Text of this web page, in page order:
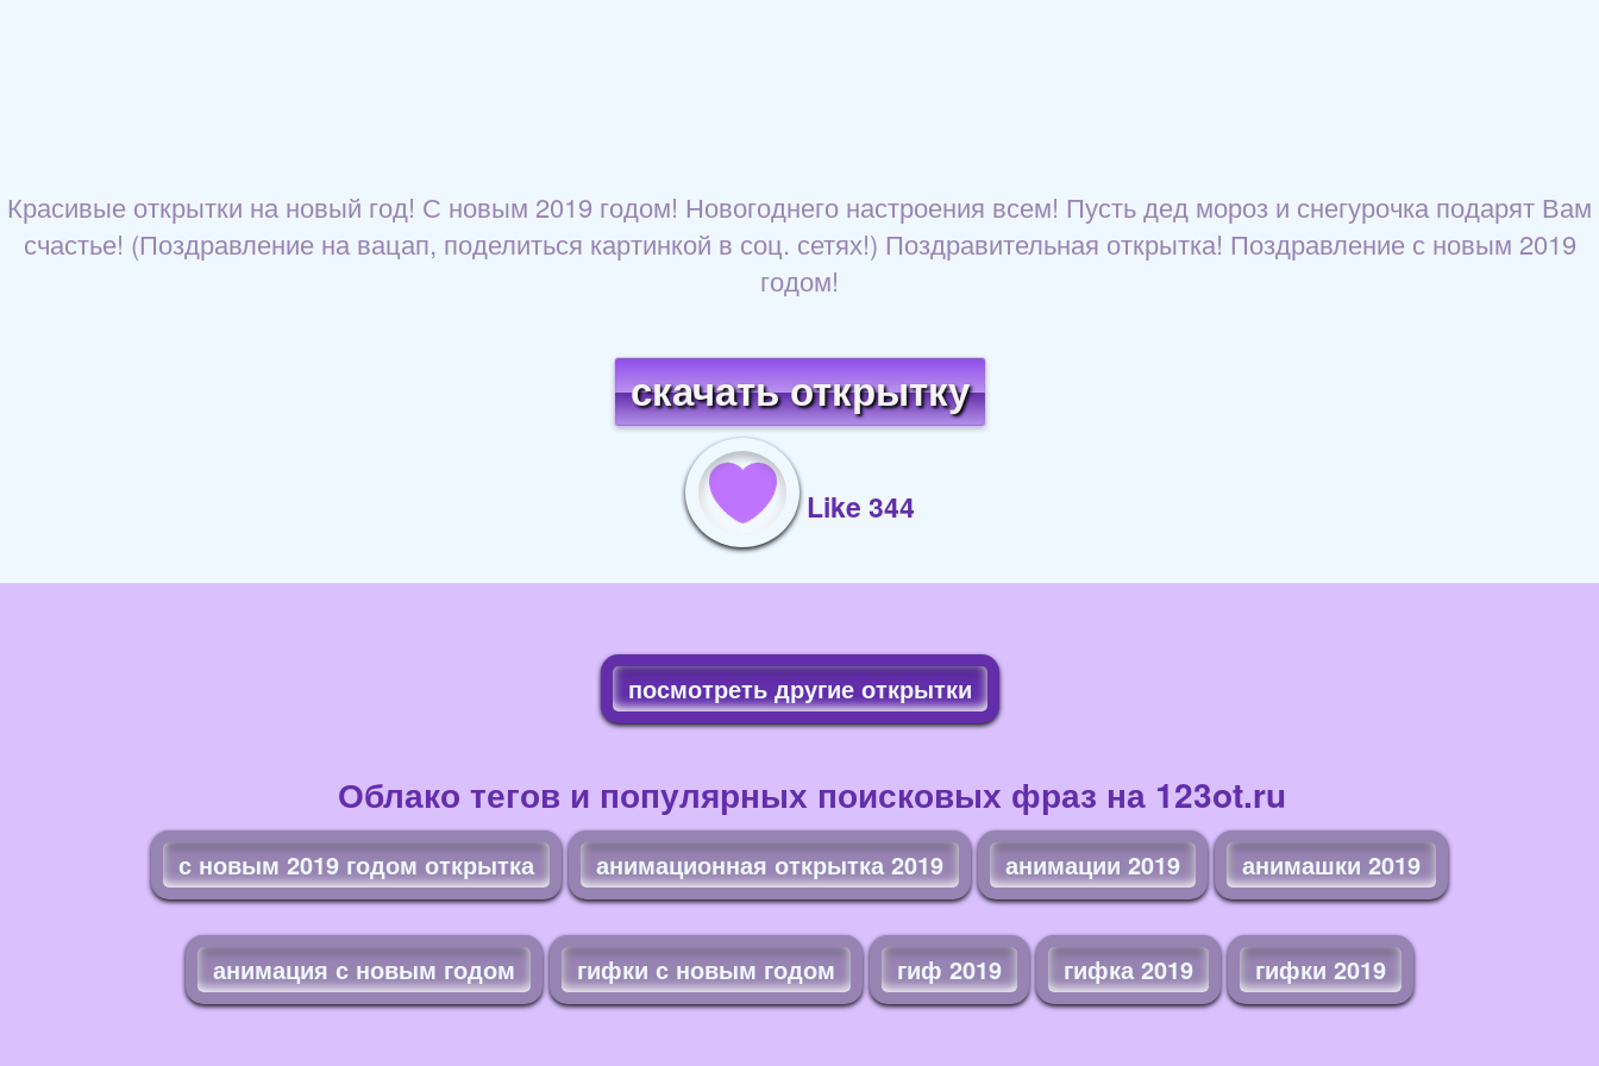
Красивые открытки на новый год! С новым 2019 годом! Новогоднего настроения всем! Пусть дед мороз и снегурочка подарят Вам
счастье! (Поздравление на вацап, поделиться картинкой в соц. сетях!) Поздравительная открытка! Поздравление с новым 2019
годом!
скачать открытку
Like 344
посмотреть другие открытки
Облако тегов и популярных поисковых фраз на 123ot.ru
с новым 2019 годом открытка анимационная открытка 2019 анимации 2019 анимашки 2019
анимация с новым годом гифки с новым годом гиф 2019 гифка 2019 гифки 2019